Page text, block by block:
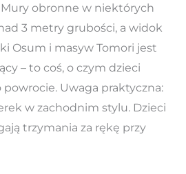
obronne w niektórych
3 metry grubości, a widok
Osum i masyw Tomori jest
– to coś, o czym dzieci
Uwaga praktyczna:
w zachodnim stylu. Dzieci
trzymania za rękę przy